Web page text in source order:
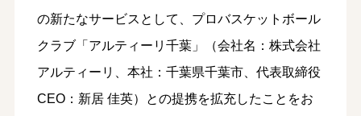
の新たなサービスとして、プロバスケットボール
クラブ「アルティーリ千葉」（会社名：株式会社
アルティーリ、本社：千葉県千葉市、代表取締役
CEO：新居 佳英）との提携を拡充したことをお